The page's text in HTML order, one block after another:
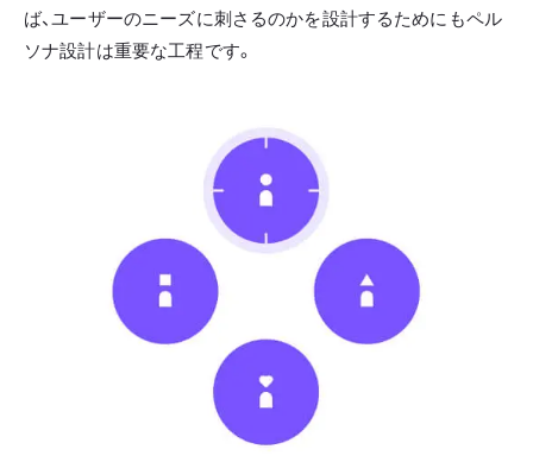
ば、ユーザーのニーズに刺さるのかを設計するためにもペル
ソナ設計は重要な工程です。